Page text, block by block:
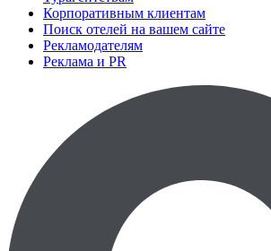
Корпоративным клиентам
Поиск отелей на вашем сайте
Рекламодателям
Реклама и PR